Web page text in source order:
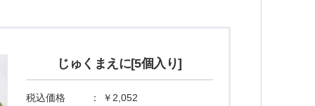
じゅくまえに[5個入り]
税込価格 ： ￥2,052